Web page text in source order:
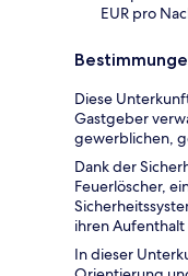
EUR pro
Diese
Gastgeber
gewerblichen,
Dank der
Feuerlöscher,
ihren
In dieser